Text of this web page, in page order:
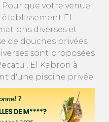
que votre venue
El
diverses et
de douches privées.
sont proposées
. El Kabron à
d'une piscine privée